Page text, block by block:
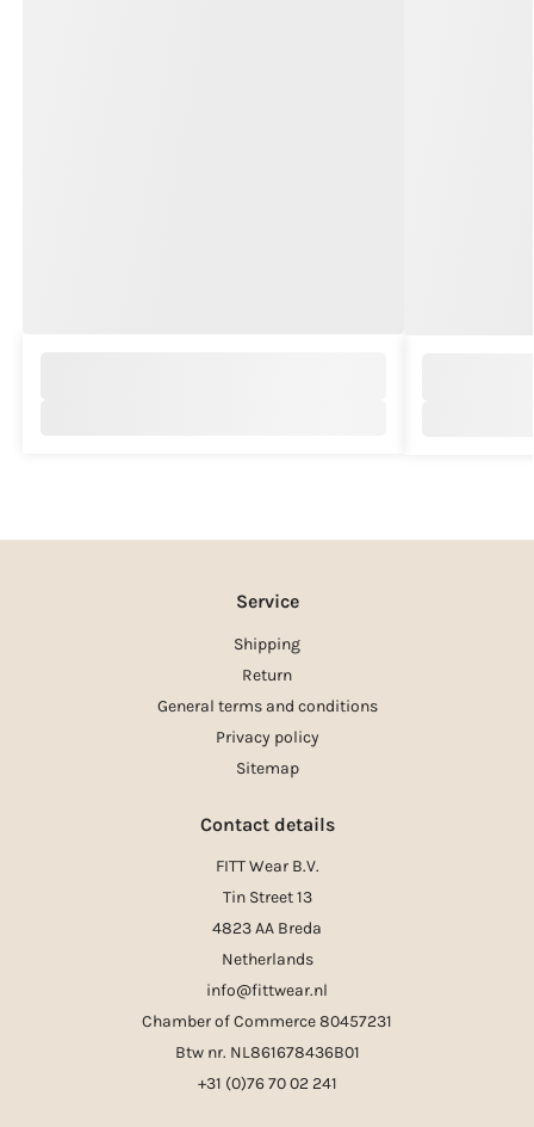
Service
Shipping
Return
General terms and conditions
Privacy policy
Sitemap
Contact details
FITT Wear B.V.
Tin Street 13
4823 AA Breda
Netherlands
info@fittwear.nl
Chamber of Commerce 80457231
Btw nr. NL861678436B01
+31 (0)76 70 02 241